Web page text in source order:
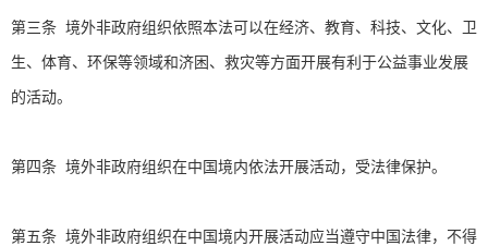
第三条 境外非政府组织依照本法可以在经济、教育、科技、文化、卫
生、体育、环保等领域和济困、救灾等方面开展有利于公益事业发展
的活动。
第四条 境外非政府组织在中国境内依法开展活动，受法律保护。
第五条 境外非政府组织在中国境内开展活动应当遵守中国法律，不得